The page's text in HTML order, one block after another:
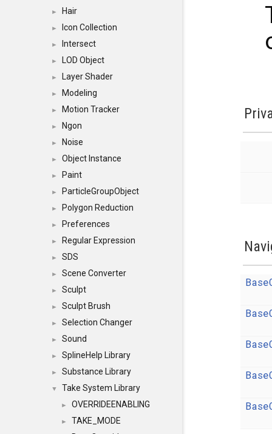
► Hair
► Icon Collection
► Intersect
► LOD Object
► Layer Shader
► Modeling
► Motion Tracker
► Ngon
► Noise
► Object Instance
► Paint
► ParticleGroupObject
► Polygon Reduction
► Preferences
► Regular Expression
► SDS
► Scene Converter
► Sculpt
► Sculpt Brush
► Selection Changer
► Sound
► SplineHelp Library
► Substance Library
▼ Take System Library
► OVERRIDEENABLING
►
TAKE_MODE